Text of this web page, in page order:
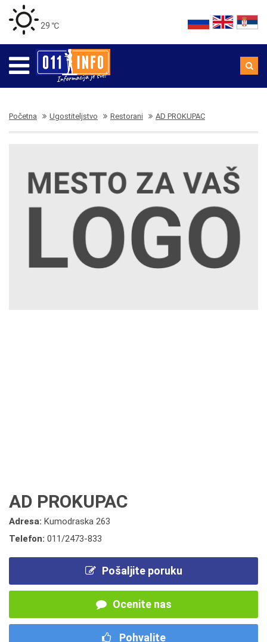
29 ℃
Početna Ugostiteljstvo Restorani AD PROKUPAC
AD PROKUPAC
Adresa: Kumodraska 263
Telefon: 011/2473-833
Pošaljite poruku
Ocenite nas
Pohvalite